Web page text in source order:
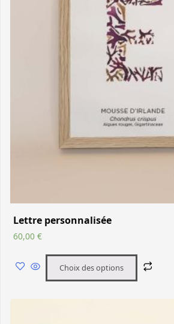
Lettre personnalisée
60,00 €
Choix des options